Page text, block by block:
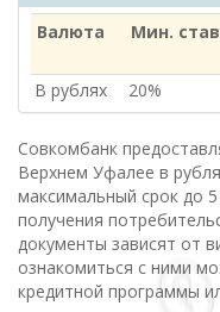
Валюта
Мин.
В рублях
20%
Совкомбанк
Верхнем Уфалее в
максимальный срок до
получения
документы зависят от
ознакомиться с ними
кредитной программы